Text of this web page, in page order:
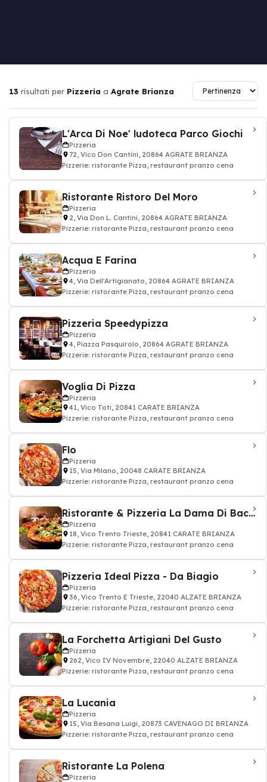
13 risultati per Pizzeria a Agrate Brianza
L'Arca Di Noe' ludoteca Parco Giochi
Pizzeria
72, Vico Don Cantini, 20864 AGRATE BRIANZA
Pizzerie: ristorante Pizza, restaurant pranzo cena
Ristorante Ristoro Del Moro
Pizzeria
2, Via Don L. Cantini, 20864 AGRATE BRIANZA
Pizzerie: ristorante Pizza, restaurant pranzo cena
Acqua E Farina
Pizzeria
4, Via Dell'Artigianato, 20864 AGRATE BRIANZA
Pizzerie: ristorante Pizza, restaurant pranzo cena
Pizzeria Speedypizza
Pizzeria
4, Piazza Pasquirolo, 20864 AGRATE BRIANZA
Pizzerie: ristorante Pizza, restaurant pranzo cena
Voglia Di Pizza
Pizzeria
41, Vico Toti, 20841 CARATE BRIANZA
Pizzerie: ristorante Pizza, restaurant pranzo cena
Flo
Pizzeria
15, Via Milano, 20048 CARATE BRIANZA
Pizzerie: ristorante Pizza, restaurant pranzo cena
Ristorante & Pizzeria La Dama Di Bacco
Pizzeria
18, Vico Trento Trieste, 20841 CARATE BRIANZA
Pizzerie: ristorante Pizza, restaurant pranzo cena
Pizzeria Ideal Pizza - Da Biagio
Pizzeria
36, Vico Trento E Trieste, 22040 ALZATE BRIANZA
Pizzerie: ristorante Pizza, restaurant pranzo cena
La Forchetta Artigiani Del Gusto
Pizzeria
262, Vico IV Novembre, 22040 ALZATE BRIANZA
Pizzerie: ristorante Pizza, restaurant pranzo cena
La Lucania
Pizzeria
15, Via Besana Luigi, 20873 CAVENAGO DI BRIANZA
Pizzerie: ristorante Pizza, restaurant pranzo cena
Ristorante La Polena
Pizzeria